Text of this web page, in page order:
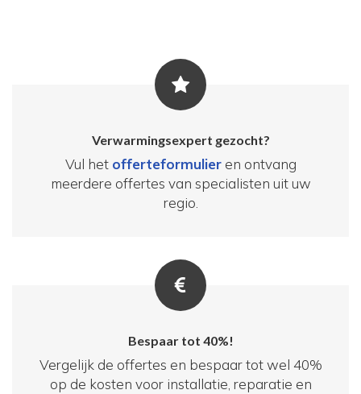
Verwarmingsexpert gezocht?
Vul het offerteformulieren ontvang
meerdere offertes van specialisten uit uw
regio.
Bespaar tot 40%!
Vergelijk de offertes en bespaar tot wel 40%
op de kosten voor installatie, reparatie en